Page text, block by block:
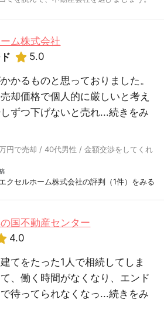
ム株式会社
5.0
かるものと思っておりました。
却価格で個人的に厳しいと考え
ずつ下げないと売れ...続きをみ
円で売却 / 40代男性 / 金額交渉をしてくれ
エクセルホーム株式会社の評判（1件）をみる
国不動産センター
4.0
てをたった1人で相続してしま
、働く時間がなくなり、エンド
待ってられなくなっ...続きをみ